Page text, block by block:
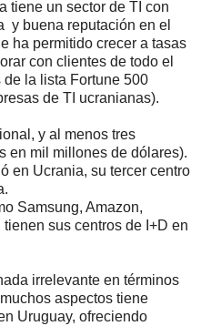
tiene un sector de TI con
y buena reputación en el
ha permitido crecer a tasas
con clientes de todo el
la lista Fortune 500
de TI ucranianas).
y al menos tres
en mil millones de dólares).
en Ucrania, su tercer centro
Samsung, Amazon,
sus centros de I+D en
irrelevante en términos
aspectos tiene
Uruguay, ofreciendo